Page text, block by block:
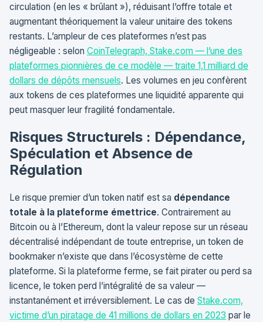
circulation (en les « brûlant »), réduisant l’offre totale et
augmentant théoriquement la valeur unitaire des tokens
restants. L’ampleur de ces plateformes n’est pas
négligeable : selon CoinTelegraph, Stake.com — l’une des
plateformes pionnières de ce modèle — traite 1,1 milliard de
dollars de dépôts mensuels. Les volumes en jeu confèrent
aux tokens de ces plateformes une liquidité apparente qui
peut masquer leur fragilité fondamentale.
Risques Structurels : Dépendance,
Spéculation et Absence de
Régulation
Le risque premier d’un token natif est sa dépendance
totale à la plateforme émettrice. Contrairement au
Bitcoin ou à l’Ethereum, dont la valeur repose sur un réseau
décentralisé indépendant de toute entreprise, un token de
bookmaker n’existe que dans l’écosystème de cette
plateforme. Si la plateforme ferme, se fait pirater ou perd sa
licence, le token perd l’intégralité de sa valeur —
instantanément et irréversiblement. Le cas de Stake.com,
victime d’un piratage de 41 millions de dollars en 2023 par le